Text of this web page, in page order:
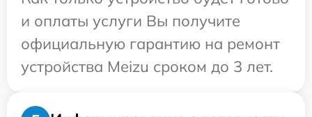
и оплаты услуги Вы получите
официальную гарантию на ремонт
устройства Meizu сроком до 3 лет.